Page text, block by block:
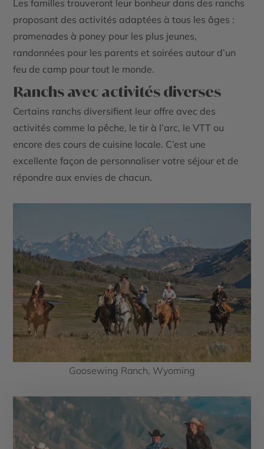
Les familles trouveront leur bonheur dans des ranchs
proposant des activités adaptées à tous les âges :
promenades à poney pour les plus jeunes,
randonnées pour les parents et soirées autour d’un
feu de camp pour tout le monde.
Ranchs avec activités diverses
Certains ranchs diversifient leur offre avec des
activités comme la pêche, le tir à l’arc, le VTT ou
encore des cours de cuisine locale. C’est une
excellente façon de personnaliser votre séjour et de
répondre aux envies de chacun.
Goosewing Ranch, Wyoming